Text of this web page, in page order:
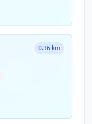
0.36 km